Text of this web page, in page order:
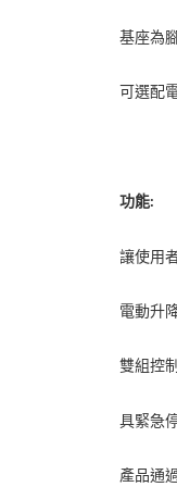
基座為
可選配
功能:
讓使用
電動升
雙組控
具緊急
產品通